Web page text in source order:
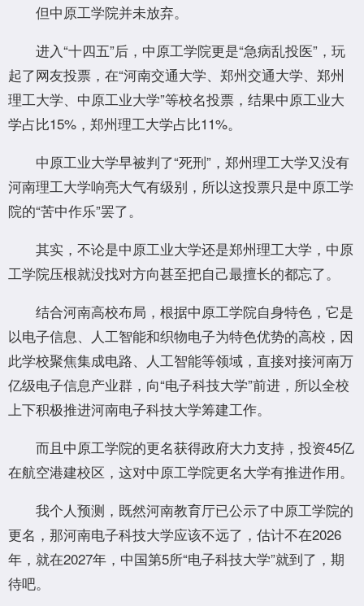
但中原工学院并未放弃。
进入“十四五”后，中原工学院更是“急病乱投医”，玩
起了网友投票，在“河南交通大学、郑州交通大学、郑州
理工大学、中原工业大学”等校名投票，结果中原工业大
学占比15%，郑州理工大学占比11%。
中原工业大学早被判了“死刑”，郑州理工大学又没有
河南理工大学响亮大气有级别，所以这投票只是中原工学
院的“苦中作乐”罢了。
其实，不论是中原工业大学还是郑州理工大学，中原
工学院压根就没找对方向甚至把自己最擅长的都忘了。
结合河南高校布局，根据中原工学院自身特色，它是
以电子信息、人工智能和织物电子为特色优势的高校，因
此学校聚焦集成电路、人工智能等领域，直接对接河南万
亿级电子信息产业群，向“电子科技大学”前进，所以全校
上下积极推进河南电子科技大学筹建工作。
而且中原工学院的更名获得政府大力支持，投资45亿
在航空港建校区，这对中原工学院更名大学有推进作用。
我个人预测，既然河南教育厅已公示了中原工学院的
更名，那河南电子科技大学应该不远了，估计不在2026
年，就在2027年，中国第5所“电子科技大学”就到了，期
待吧。